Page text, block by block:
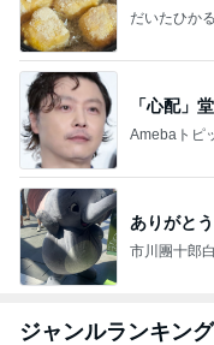
だいたひか
「心配」
Amebaトピ
ありがと
市川團十郎
ジャンルランキング